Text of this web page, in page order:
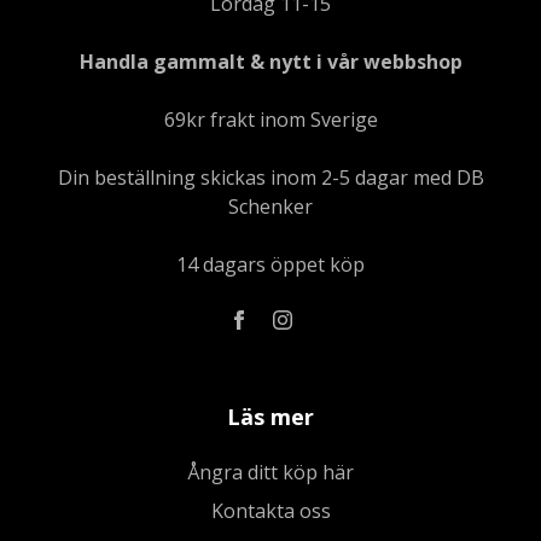
Handla gammalt & nytt i vår webbshop
69kr frakt inom Sverige
Din beställning skickas inom 2-5 dagar med DB
Schenker
14 dagars öppet köp
Läs mer
Ångra ditt köp här
Kontakta oss